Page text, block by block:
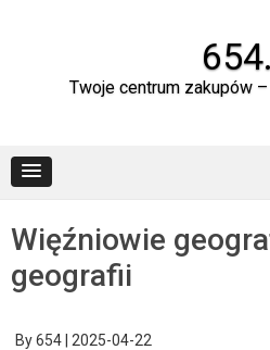
Twoje centrum zakupów
Więźniowie
geografii
By654 2025-04-22